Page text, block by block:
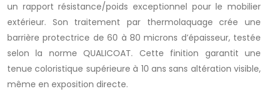
un rapport résistance/poids exceptionnel pour le mobilier
extérieur. Son traitement par thermolaquage crée une
barrière protectrice de 60 à 80 microns d’épaisseur, testée
selon la norme QUALICOAT. Cette finition garantit une
tenue coloristique supérieure à 10 ans sans altération visible,
même en exposition directe.